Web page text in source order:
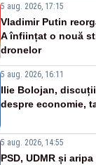
5 aug. 2026, 17:15
Vladimir Putin
A înființat o nouă
dronelor
5 aug. 2026, 16:11
Ilie Bolojan,
despre economie,
5 aug. 2026, 14:55
PSD, UDMR și